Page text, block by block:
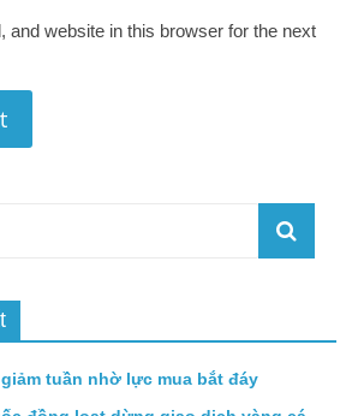
and website in this browser for the next
tuần nhờ lực mua bắt đáy